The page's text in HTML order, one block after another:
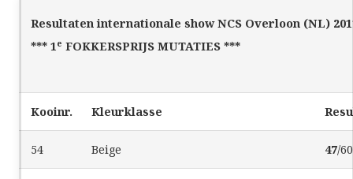
Resultaten internationale show NCS Overloon (NL)
*** 1e FOKKERSPRIJS MUTATIES ***
Kooinr. Kleurklasse
54 Beige 47/